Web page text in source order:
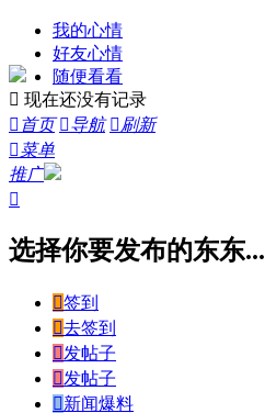
我的心情
好友心情
随便看看
 现在还没有记录
 首页 导航 刷新
菜单
推广

选择你要发布的东东...
签到
去签到
发帖子
发帖子
新闻爆料